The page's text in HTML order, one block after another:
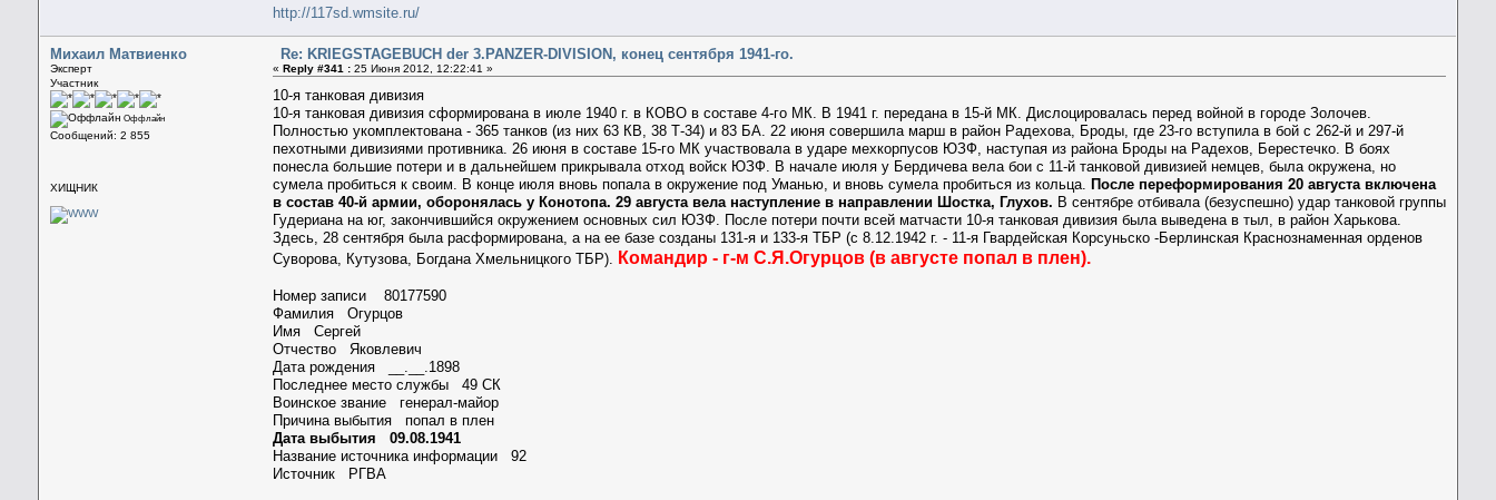
http://117sd.wmsite.ru/
Михаил Матвиенко
Эксперт
Участник
Оффлайн
Сообщений: 2 855
ХИЩНИК
Re: KRIEGSTAGEBUCH der 3.PANZER-DIVISION, конец сентября 1941-го.
«Reply #341 : 25 Июня 2012, 12:22:41 »
10-я танковая дивизия
10-я танковая дивизия сформирована в июле 1940 г. в КОВО в составе 4-го МК. В 1941 г. передана в 15-й МК. Дислоцировалась перед войной в городе Золочев.
Полностью укомплектована - 365 танков (из них 63 КВ, 38 Т-34) и 83 БА. 22 июня совершила марш в район Радехова, Броды, где 23-го вступила в бой с 262-й и 297-й
пехотными дивизиями противника. 26 июня в составе 15-го МК участвовала в ударе мехкорпусов ЮЗФ, наступая из района Броды на Радехов, Берестечко. В боях
понесла большие потери и в дальнейшем прикрывала отход войск ЮЗФ. В начале июля у Бердичева вела бои с 11-й танковой дивизией немцев, была окружена, но
сумела пробиться к своим. В конце июля вновь попала в окружение под Уманью, и вновь сумела пробиться из кольца. После переформирования 20 августа включена
в состав 40-й армии, оборонялась у Конотопа. 29 августа вела наступление в направлении Шостка, Глухов. В сентябре отбивала (безуспешно) удар танковой группы
Гудериана на юг, закончившийся окружением основных сил ЮЗФ. После потери почти всей матчасти 10-я танковая дивизия была выведена в тыл, в район Харькова.
Здесь, 28 сентября была расформирована, а на ее базе созданы 131-я и 133-я ТБР (с 8.12.1942 г. - 11-я Гвардейская Корсуньско -Берлинская Краснознаменная орденов
Суворова, Кутузова, Богдана Хмельницкого ТБР). Командир - г-м С.Я.Огурцов (в августе попал в плен).
Номер записи 80177590
Фамилия Огурцов
Имя Сергей
Отчество Яковлевич
Дата рождения __.__.1898
Последнее место службы 49 СК
Воинское звание генерал-майор
Причина выбытия попал в плен
Дата выбытия 09.08.1941
Название источника информации 92
Источник РГВА